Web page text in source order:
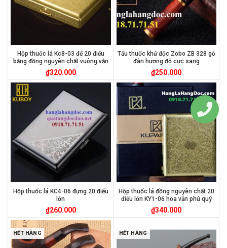
Hộp thuốc lá Kc8-03 để 20 điếu
bằng đồng nguyên chất vuông vắn
₫320.000
Tẩu thuốc khử độc Zobo ZB 328 gỗ
đàn hương đỏ cực sang
₫250.000
Hộp thuốc lá KC4-06 đựng 20 điếu
lớn
₫260.000
Hộp thuốc lá đồng nguyên chất 20
điếu lớn KY1-06 hoa văn phú quý
₫340.000
HẾT HÀNG HẾT HÀNG